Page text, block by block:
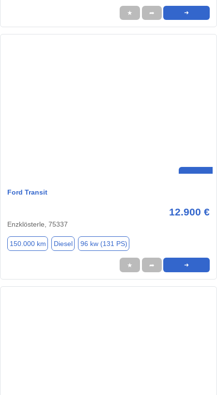
★ ➦ ➜
Ford Transit
12.900 €
Enzklösterle, 75337
150.000 km Diesel 96 kw (131 PS)
★ ➦ ➜